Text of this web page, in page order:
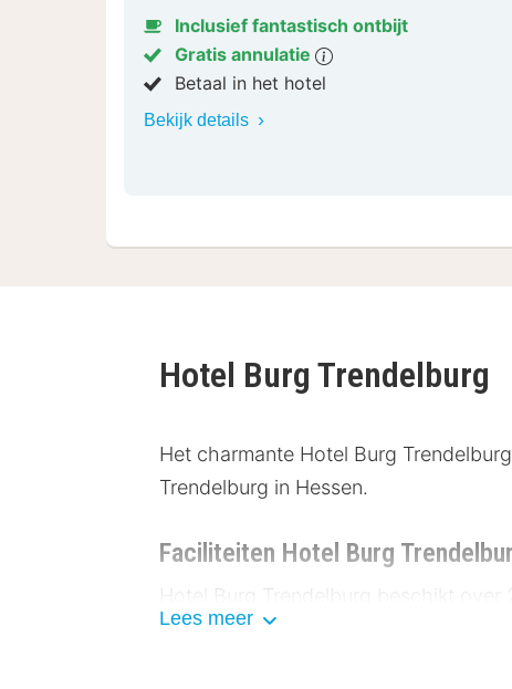
Inclusief fantastisch ontbijt
Gratis annulatie
Betaal in het hotel
Bekijk details
Hotel Burg Trendelburg
Het charmante Hotel Burg
Trendelburg in Hessen.
Faciliteiten Hotel Burg
Hotel Burg Trendelburg beschikt over
WiFi tegen betaling en een badkamer
Lees meer